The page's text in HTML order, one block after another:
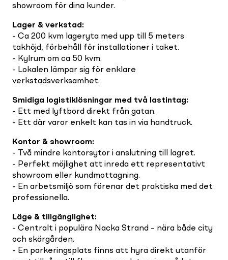
showroom för dina kunder.
Lager & verkstad :
- Ca 200 kvm lageryta med upp till 5 meters
takhöjd, förbehåll för installationer i taket.
- Kylrum om ca 50 kvm.
- Lokalen lämpar sig för enklare
verkstadsverksamhet.
Smidiga logistiklösningar med två lastintag:
- Ett med lyftbord direkt från gatan.
- Ett där varor enkelt kan tas in via handtruck.
Kontor & showroom:
- Två mindre kontorsytor i anslutning till lagret.
- Perfekt möjlighet att inreda ett representativt
showroom eller kundmottagning.
- En arbetsmiljö som förenar det praktiska med det
professionella.
Läge & tillgänglighet:
- Centralt i populära Nacka Strand – nära både city
och skärgården.
- En parkeringsplats finns att hyra direkt utanför